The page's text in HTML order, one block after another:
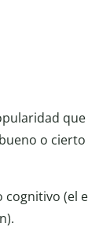
o
cognitivo (el